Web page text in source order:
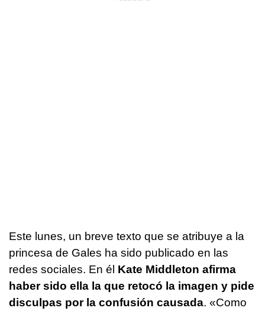
Este lunes, un breve texto que se atribuye a la
princesa de Gales ha sido publicado en las
redes sociales. En él Kate Middleton afirma
haber sido ella la que retocó la imagen y pide
disculpas por la confusión causada. «Como